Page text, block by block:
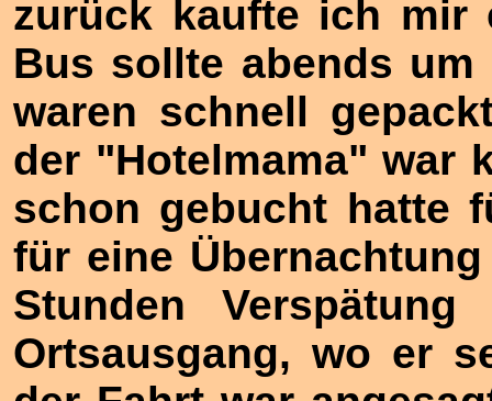
zurück kaufte ich mir
Bus sollte abends um
waren schnell
der "Hotelmama" war
schon gebucht hatte
für eine
Stunden
Ortsausgang, wo er